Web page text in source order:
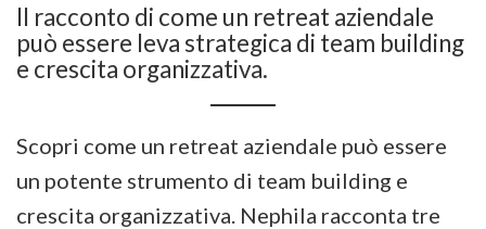
Il racconto di come un retreat aziendale
può essere leva strategica di team building
e crescita organizzativa.
Scopri come un retreat aziendale può essere
un potente strumento di team building e
crescita organizzativa. Nephila racconta tre